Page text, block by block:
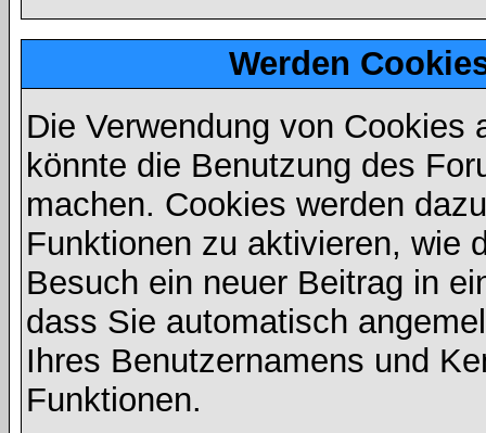
Werden
Die Verwendung von
könnte die Benutzung des
machen. Cookies werden
Funktionen zu aktivieren, wie
Besuch ein neuer Beitrag in
dass Sie automatisch
Ihres Benutzernamens und
Funktionen.